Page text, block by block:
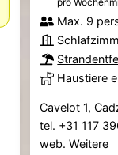
Max. 9
Haustiere
Cavelot 1,
tel. +31 117
web.Weitere